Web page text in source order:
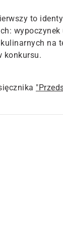
to
na
konkursu.